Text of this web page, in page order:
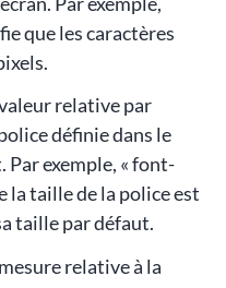
que les caractères
relative par
définie dans le
exemple, « font-
la taille de la police est
taille par défaut.
relative à la